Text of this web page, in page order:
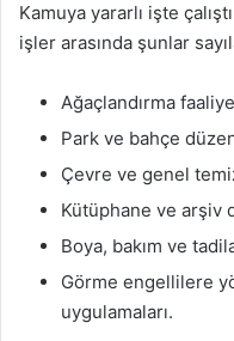
Kamuya yararlı işte
işler arasında şunlar
Ağaçlandırma
Park ve bahçe
Çevre ve genel
Kütüphane ve arşiv
Boya, bakım ve
Görme engellilere
uygulamaları.